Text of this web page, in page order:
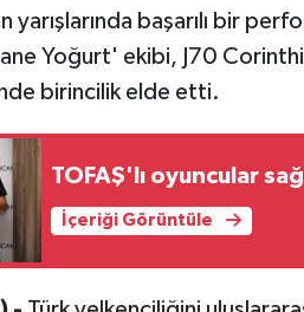
yarışlarında başarılı bir
Yoğurt' ekibi, J70
birincilik elde etti.
TOFAŞ'lı oyuncular
İçeriği Görüntüle